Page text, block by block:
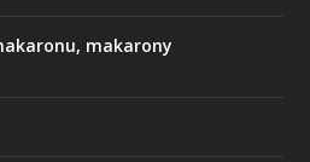
makarony